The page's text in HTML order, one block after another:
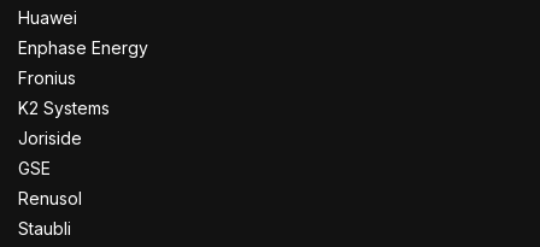
Huawei
Enphase Energy
Fronius
K2 Systems
Joriside
GSE
Renusol
Staubli